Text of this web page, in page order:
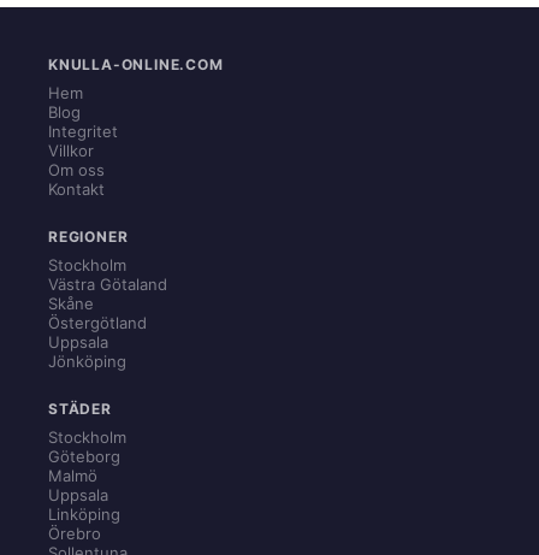
KNULLA-ONLINE.COM
Hem
Blog
Integritet
Villkor
Om oss
Kontakt
REGIONER
Stockholm
Västra Götaland
Skåne
Östergötland
Uppsala
Jönköping
STÄDER
Stockholm
Göteborg
Malmö
Uppsala
Linköping
Örebro